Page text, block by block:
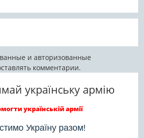
виде ...
печально известны
и авторизованные
комментарии.
українську армію
українській армії
Україну разом!